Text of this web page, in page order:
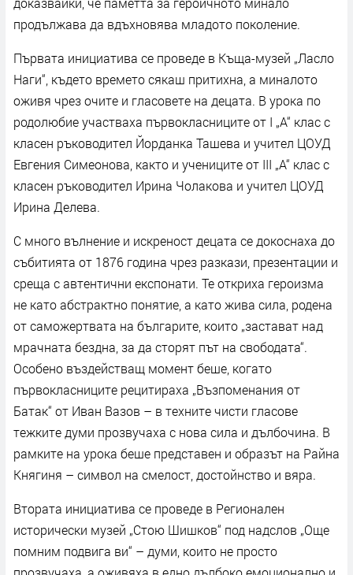
продължава да вдъхновява младото поколение.
Първата инициатива се проведе в Къща-музей „Ласло
Наги“, където времето сякаш притихна, а миналото
оживя чрез очите и гласовете на децата. В урока по
родолюбие участваха първокласниците от I „А“ клас с
класен ръководител Йорданка Ташева и учител ЦОУД
Евгения Симеонова, както и учениците от III „А“ клас с
класен ръководител Ирина Чолакова и учител ЦОУД
Ирина Делева.
С много вълнение и искреност децата се докоснаха до
събитията от 1876 година чрез разкази, презентации и
среща с автентични експонати. Те откриха героизма
не като абстрактно понятие, а като жива сила, родена
от саможертвата на българите, които „застават над
мрачната бездна, за да сторят път на свободата“.
Особено въздействащ момент беше, когато
първокласниците рецитираха „Възпоменания от
Батак“ от Иван Вазов – в техните чисти гласове
тежките думи прозвучаха с нова сила и дълбочина. В
рамките на урока беше представен и образът на Райна
Княгиня – символ на смелост, достойнство и вяра.
Втората инициатива се проведе в Регионален
исторически музей „Стою Шишков“ под надслов „Още
помним подвига ви“ – думи, които не просто